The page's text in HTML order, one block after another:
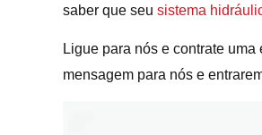
saber que seu sistema
Ligue para nós e contrate
mensagem para nós e